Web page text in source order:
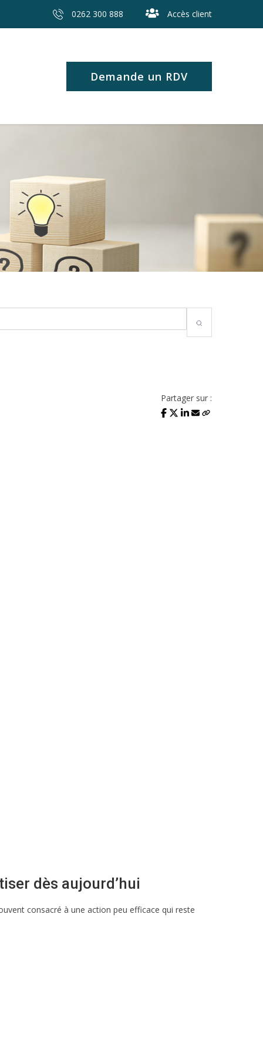
0262 300 888 Accès client
Demande un RDV
Partager sur :
dès aujourd’hui
consacré à une action peu efficace qui reste